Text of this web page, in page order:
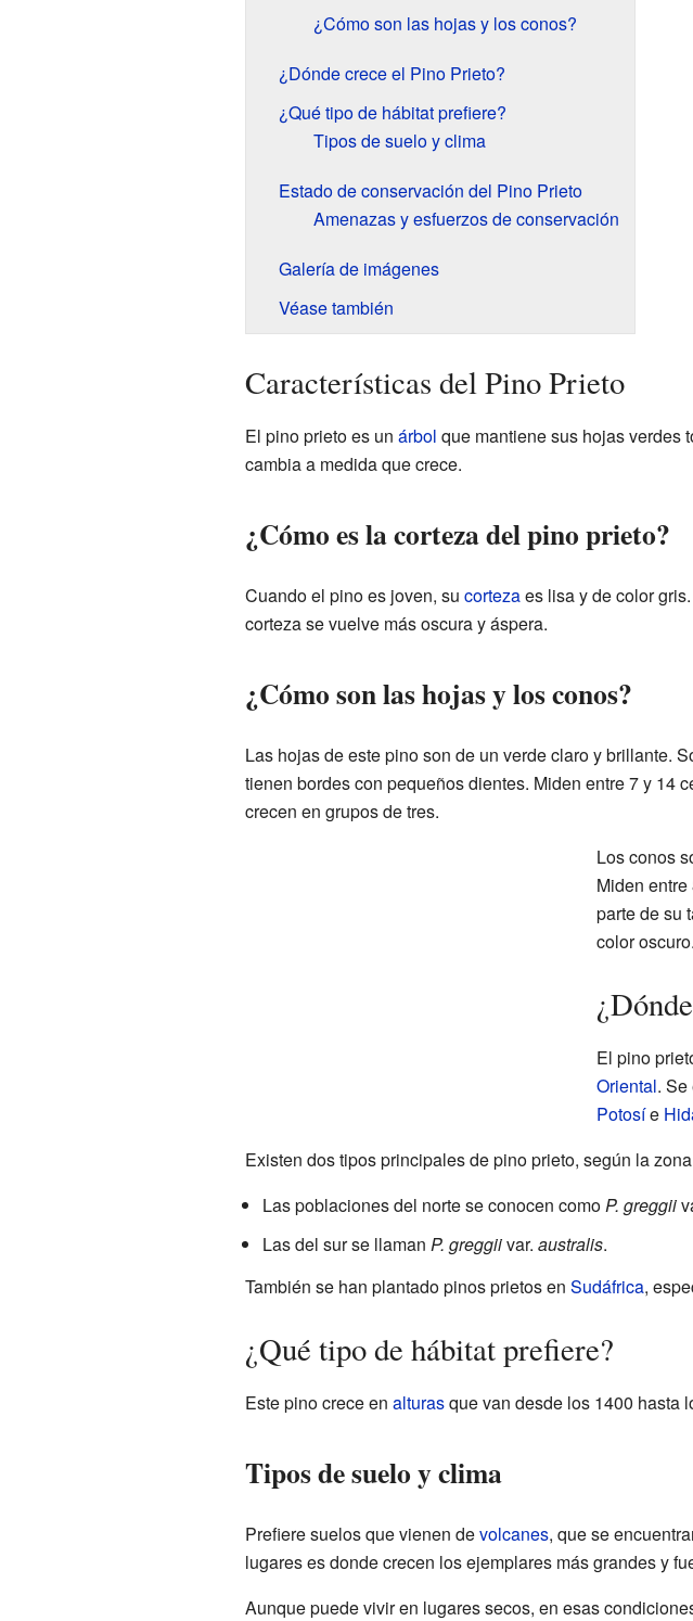
¿Cómo son las hojas y los conos?
¿Dónde crece el Pino Prieto?
¿Qué tipo de hábitat prefiere?
Tipos de suelo y clima
Estado de conservación del Pino Prieto
Amenazas y esfuerzos de conservación
Galería de imágenes
Véase también
Características del Pino Prieto
El pino prieto es un árbol que mantiene sus hojas verdes
cambia a medida que crece.
¿Cómo es la corteza del pino prieto?
Cuando el pino es joven, su cortezaes lisa y de color
corteza se vuelve más oscura y áspera.
¿Cómo son las hojas y los conos?
Las hojas de este pino son de un verde claro y brillante.
tienen bordes con pequeños dientes. Miden entre 7 y 14
crecen en grupos de tres.
Los conos
Miden
parte de su
color
El pino
Oriental.
Potosíe
Existen dos tipos principales de pino prieto, según la
Las poblaciones del norte se conocen comoP. greggii
Las del sur se llaman P. greggiivar. australis.
También se han plantado pinos prietos en Sudáfrica,
¿Qué tipo de hábitat prefiere?
Este pino crece en alturasque van desde los 1400 hasta
Tipos de suelo y clima
Prefiere suelos que vienen devolcanes, que se
lugares es donde crecen los ejemplares más grandes y
Aunque puede vivir en lugares secos, en esas